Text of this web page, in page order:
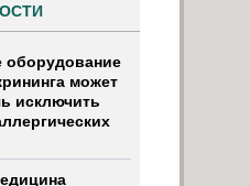
оборудование
может
исключить